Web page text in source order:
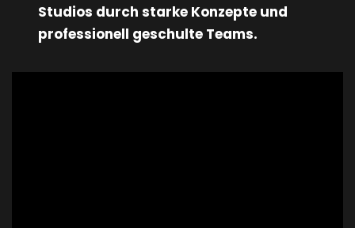
Studios durch starke Konzepte und
professionell geschulte Teams.